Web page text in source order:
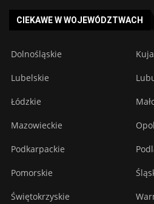
CIEKAWE W WOJEWÓDZTWACH
Dolnośląskie
Lubelskie
Łódzkie
Mazowieckie
Podkarpackie
Pomorskie
Świętokrzyskie